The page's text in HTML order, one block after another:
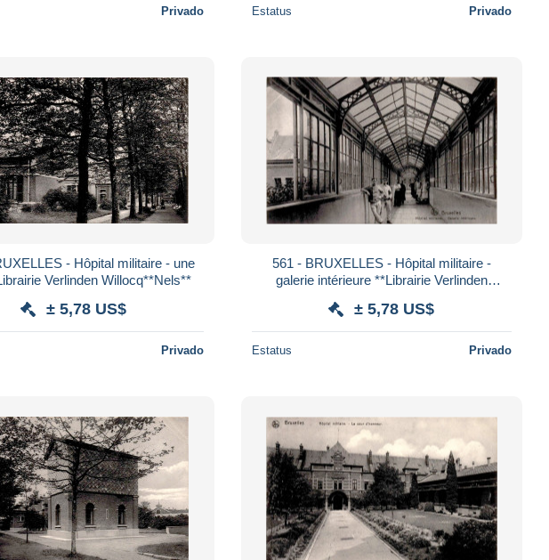
Privado Estatus Privado
- Hôpital militaire - une
**Librairie Verlinden Willocq**Nels**
± 5,78 US$
Privado
561 - BRUXELLES - Hôpital militaire -
galerie intérieure **Librairie Verlinden
± 5,78 US$
Estatus Privado